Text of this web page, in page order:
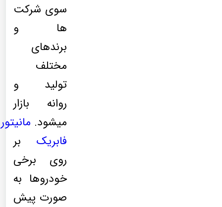
سوی شرکت
ها و
برندهای
مختلف
تولید و
روانه بازار
میشود. مانیتور
فابریک بر
روی برخی
خودروها به
صورت پیش